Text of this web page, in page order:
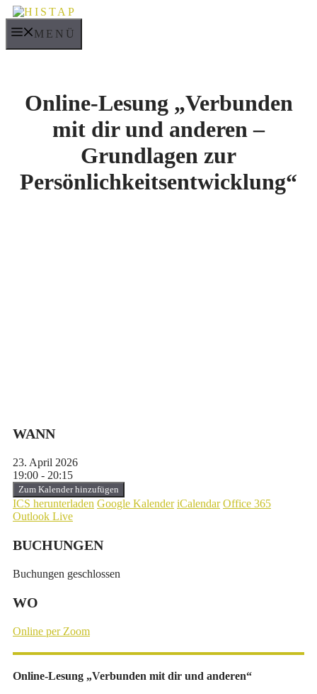
Zum
Inhalt
springenMENÜ
Online-Lesung „Verbunden
mit dir und anderen –
Grundlagen zur
Persönlichkeitsentwicklung“
WANN
23. April 2026
19:00 - 20:15
Zum Kalender hinzufügen
ICS herunterladen Google Kalender iCalendar Office 365
Outlook Live
BUCHUNGEN
Buchungen geschlossen
WO
Online per Zoom
Online-Lesung „Verbunden mit dir und anderen“